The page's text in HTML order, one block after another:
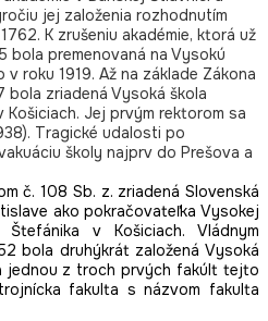
jej založenia rozhodnutím
K zrušeniu akadémie, ktorá už
premenovaná na Vysokú
roku 1919. Až na základe Zákona
bola zriadená Vysoká škola
Košiciach. Jej prvým rektorom sa
Tragické udalosti po
školy najprv do Prešova a
č. 108 Sb. z. zriadená Slovenská
ako pokračovateľka Vysokej
v Košiciach. Vládnym
bola druhýkrát založená Vysoká
jednou z troch prvých fakúlt tejto
fakulta s názvom fakulta